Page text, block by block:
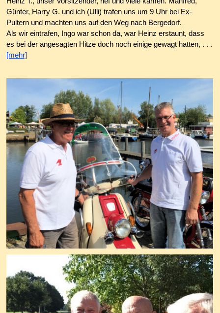
Günter, Harry G. und ich (Ulli) trafen uns um 9 Uhr bei Ex-
Pultern und machten uns auf den Weg nach Bergedorf.
Als wir eintrafen, Ingo war schon da, war Heinz erstaunt, dass
es bei der angesagten Hitze doch noch einige gewagt hatten, . . .
[mehr]